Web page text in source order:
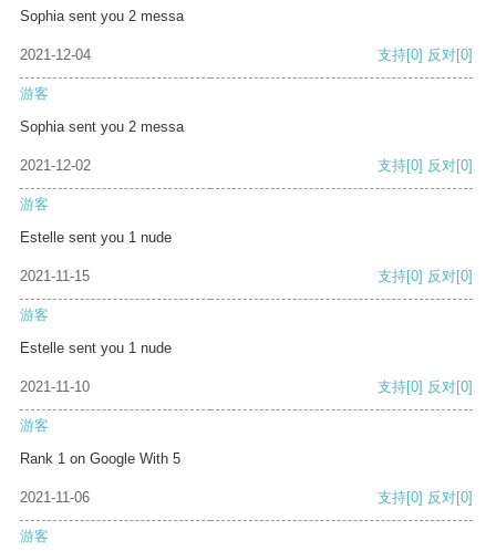
Sophia sent you 2 messa
2021-12-04 支持[0] 反对[0]
游客
Sophia sent you 2 messa
2021-12-02 支持[0] 反对[0]
游客
Estelle sent you 1 nude
2021-11-15 支持[0] 反对[0]
游客
Estelle sent you 1 nude
2021-11-10 支持[0] 反对[0]
游客
Rank 1 on Google With 5
2021-11-06 支持[0] 反对[0]
游客